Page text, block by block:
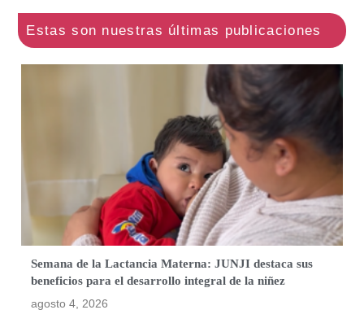
Semana de la Lactancia Materna: JUNJI destaca sus
beneficios para el desarrollo integral de la niñez
agosto 4, 2026